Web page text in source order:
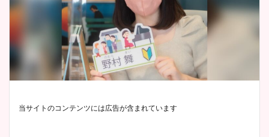
当サイトのコンテンツには広告が含まれています